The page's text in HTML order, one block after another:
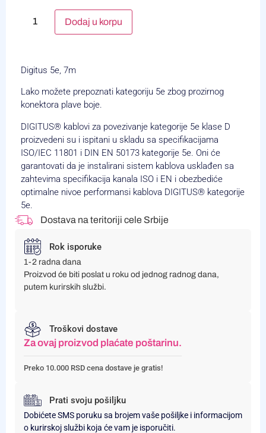
Dodaj u korpu
Digitus 5e, 7m
Lako možete prepoznati kategoriju 5e zbog prozirnog
konektora plave boje.
DIGITUS® kablovi za povezivanje kategorije 5e klase D
proizvedeni su i ispitani u skladu sa specifikacijama
ISO/IEC 11801 i DIN EN 50173 kategorije 5e. Oni će
garantovati da je instalirani sistem kablova usklađen sa
zahtevima specifikacija kanala ISO i EN i obezbediće
optimalne nivoe performansi kablova DIGITUS® kategorije
5e.
Dostava na teritoriji cele Srbije
Rok isporuke
1-2 radna dana
Proizvod će biti poslat u roku od jednog radnog dana,
putem kurirskih službi.
Troškovi dostave
Za ovaj proizvod plaćate poštarinu.
Preko 10.000 RSD cena dostave je gratis!
Prati svoju pošiljku
Dobićete SMS poruku sa brojem vaše pošiljke i informacijom
o kurirskoj službi koja će vam je isporučiti.